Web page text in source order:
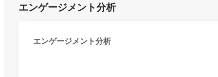
エンゲージメント分析
エンゲージメント分析